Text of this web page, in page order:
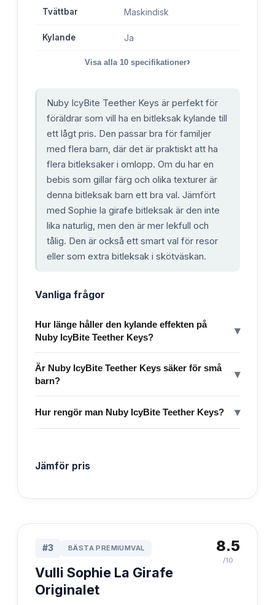
Tvättbar Maskindisk
Kylande Ja
Visa alla 10 specifikationer›
Nuby IcyBite Teether Keys är perfekt för
föräldrar som vill ha en bitleksak kylande till
ett lågt pris. Den passar bra för familjer
med flera barn, där det är praktiskt att ha
flera bitleksaker i omlopp. Om du har en
bebis som gillar färg och olika texturer är
denna bitleksak barn ett bra val. Jämfört
med Sophie la girafe bitleksak är den inte
lika naturlig, men den är mer lekfull och
tålig. Den är också ett smart val för resor
eller som extra bitleksak i skötväskan.
Vanliga frågor
Hur länge håller den kylande effekten på
Nuby IcyBite Teether Keys?
▾
Är Nuby IcyBite Teether Keys säker för små
barn?
▾
Hur rengör man Nuby IcyBite Teether Keys? ▾
Jämför pris
#3 BÄSTA PREMIUMVAL
Vulli Sophie La Girafe
Originalet
8.5
/10